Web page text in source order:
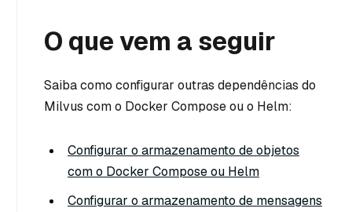
O que vem a seguir
Saiba como configurar outras dependências do
Milvus com o Docker Compose ou o Helm:
Configurar o armazenamento de objetos
com o Docker Compose ou Helm
Configurar o armazenamento de mensagens